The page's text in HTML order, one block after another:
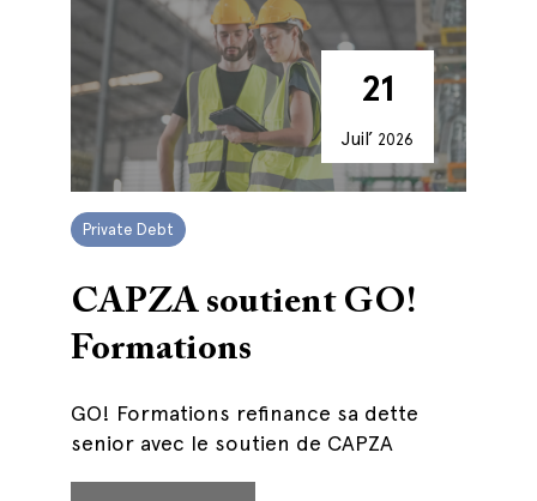
21
Juil’ 2026
Private Debt
CAPZA soutient GO!
Formations
GO! Formations refinance sa dette
senior avec le soutien de CAPZA